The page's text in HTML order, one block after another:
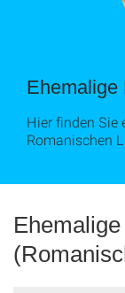
Ehemalige
Hier finden Sie
Romanischen